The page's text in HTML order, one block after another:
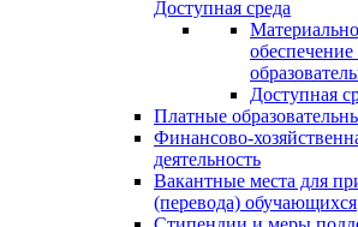
Доступная среда
Доступная
Платные
Финансово-
деятельность
Вакантные места для
(перевода) обучающихся